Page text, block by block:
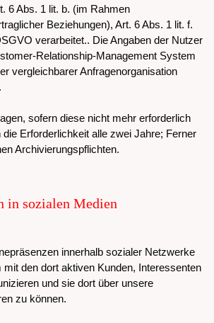
6 Abs. 1 lit. b. (im Rahmen
Beziehungen), Art. 6 Abs. 1 lit. f.
verarbeitet.. Die Angaben der Nutzer
Relationship-Management System
vergleichbarer Anfragenorganisation
sofern diese nicht mehr erforderlich
Erforderlichkeit alle zwei Jahre; Ferner
Archivierungspflichten.
in sozialen Medien
innerhalb sozialer Netzwerke
mit den dort aktiven Kunden, Interessenten
und sie dort über unsere
zu können.